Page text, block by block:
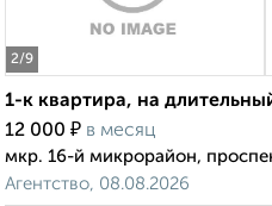
2/9
1-к квартира, на
12 000 ₽ в месяц
мкр. 16-й микрорайон,
Агентство, 08.08.2026